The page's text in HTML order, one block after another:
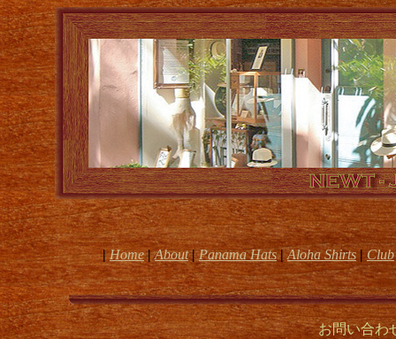
|Home|About | Panama Hats | Aloha Shirts | Club
お問い合わ